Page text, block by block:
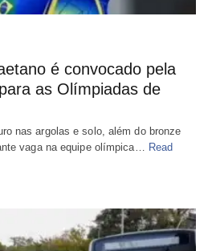
é convocado pela
as Olímpiadas de
nas argolas e solo, além do bronze
vaga na equipe olímpica… Read